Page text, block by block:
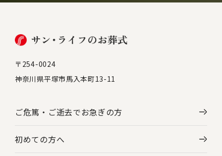
〒254-0024
神奈川県平塚市馬入本町13-11
ご危篤・ご逝去でお急ぎの方
初めての方へ